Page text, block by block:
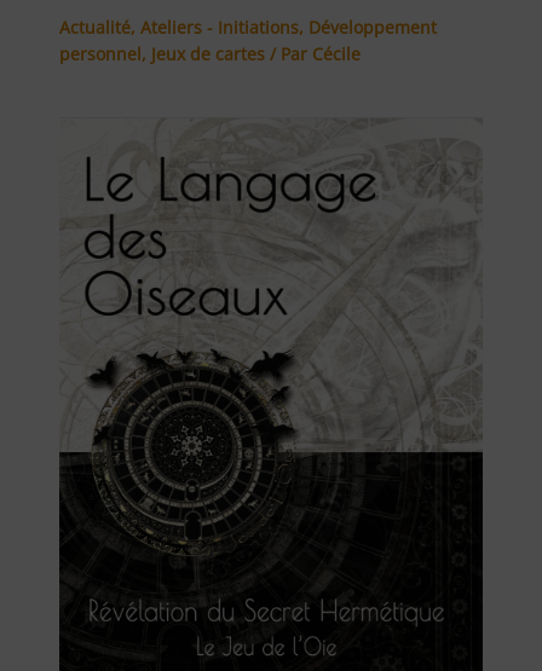
Actualité, Ateliers - Initiations, Développement
personnel, Jeux de cartes/ Par Cécile